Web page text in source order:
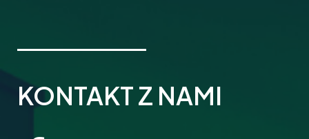
KONTAKT Z NAMI